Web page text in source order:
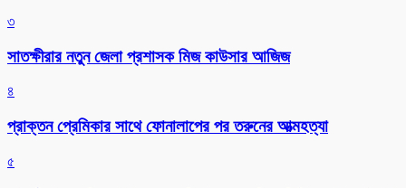
৩
সাতক্ষীরার নতুন জেলা প্রশাসক মিজ কাউসার আজিজ
৪
প্রাক্তন প্রেমিকার সাথে ফোনালাপের পর তরুনের আত্মহত্যা
৫